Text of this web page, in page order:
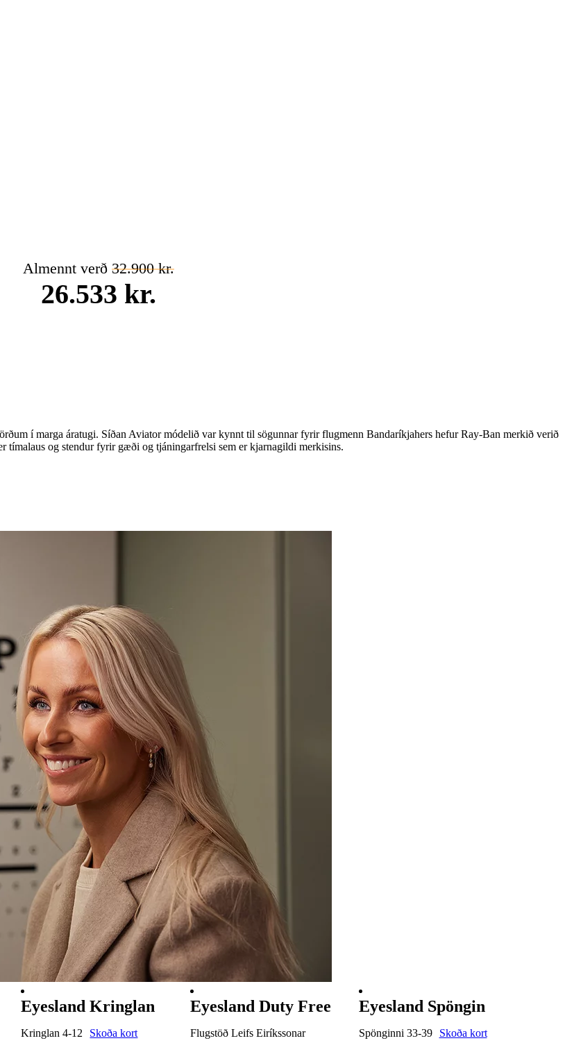
Almennt verð 32.900 kr.
26.533 kr.
í marga áratugi. Síðan Aviator módelið var kynnt til sögunnar fyrir flugmenn Bandaríkjahers hefur Ray-Ban merkið verið
og stendur fyrir gæði og tjáningarfrelsi sem er kjarnagildi merkisins.
Eyesland Kringlan
Kringlan 4-12
Skoða kort
Eyesland Duty Free
Flugstöð Leifs Eiríkssonar
Eyesland Spöngin
Spönginni 33-39
Skoða kort